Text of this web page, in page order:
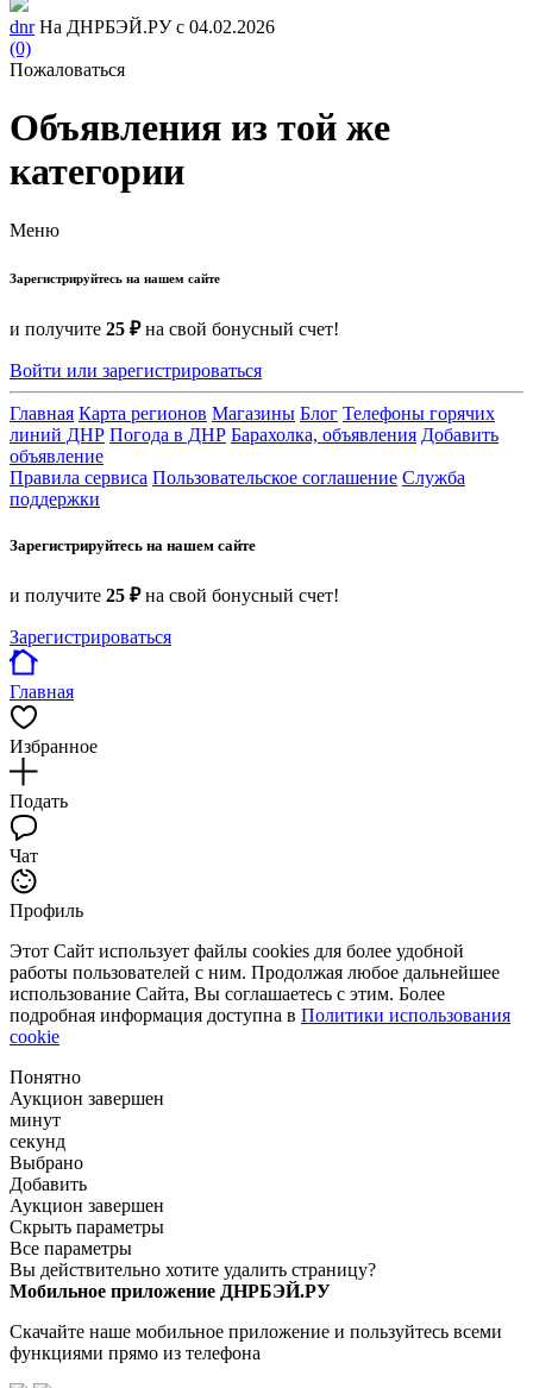
dnr На ДНРБЭЙ.РУ с 04.02.2026
(0)
Пожаловаться
Объявления из той же
категории
Меню
Зарегистрируйтесь на нашем сайте
и получите 25 ₽на свой бонусный счет!
Войти или зарегистрироваться
Главная Карта регионов Магазины Блог Телефоны горячих
линий ДНР Погода в ДНР Барахолка, объявления Добавить
объявление
Правила сервиса Пользовательское соглашение Служба
поддержки
Зарегистрируйтесь на нашем сайте
и получите 25 ₽на свой бонусный счет!
Зарегистрироваться
Главная
Избранное
Подать
Чат
Профиль
Этот Сайт использует файлы cookies для более удобной
работы пользователей с ним. Продолжая любое дальнейшее
использование Сайта, Вы соглашаетесь с этим. Более
подробная информация доступна в Политики использования
cookie
Понятно
Аукцион завершен
минут
секунд
Выбрано
Добавить
Аукцион завершен
Скрыть параметры
Все параметры
Вы действительно хотите удалить страницу?
Мобильное приложение ДНРБЭЙ.РУ
Скачайте наше мобильное приложение и пользуйтесь всеми
функциями прямо из телефона